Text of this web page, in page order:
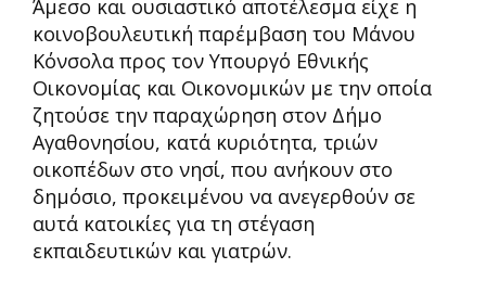
Άμεσο και ουσιαστικό αποτέλεσμα είχε η
κοινοβουλευτική παρέμβαση του Μάνου
Κόνσολα προς τον Υπουργό Εθνικής
Οικονομίας και Οικονομικών με την οποία
ζητούσε την παραχώρηση στον Δήμο
Αγαθονησίου, κατά κυριότητα, τριών
οικοπέδων στο νησί, που ανήκουν στο
δημόσιο, προκειμένου να ανεγερθούν σε
αυτά κατοικίες για τη στέγαση
εκπαιδευτικών και γιατρών.